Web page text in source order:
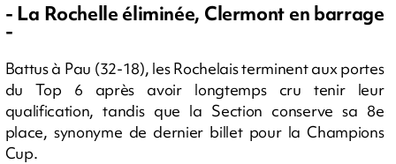
- La Rochelle éliminée, Clermont en barrage
-
Battus à Pau (32-18), les Rochelais terminent aux portes
du Top 6 après avoir longtemps cru tenir leur
qualification, tandis que la Section conserve sa 8e
place, synonyme de dernier billet pour la Champions
Cup.